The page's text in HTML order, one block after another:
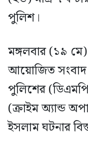
পুলিশ।
মঙ্গলবার (১৯ মে)
আয়োজিত সংবাদ
পুলিশের
(ক্রাইম অ্যান্ড
ইসলাম ঘটনার